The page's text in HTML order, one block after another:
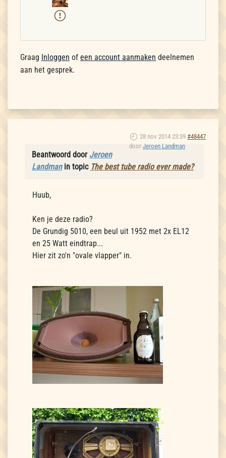
Graag Inloggen of een account aanmaken deelnemen
aan het gesprek.
28 nov 2014 23:39 #48447
door Jeroen Landman
Beantwoord door Jeroen
Landmanin topic The best tube radio ever made?
Huub,
Ken je deze radio?
De Grundig 5010, een beul uit 1952 met 2x EL12
en 25 Watt eindtrap...
Hier zit zo'n "ovale vlapper" in.